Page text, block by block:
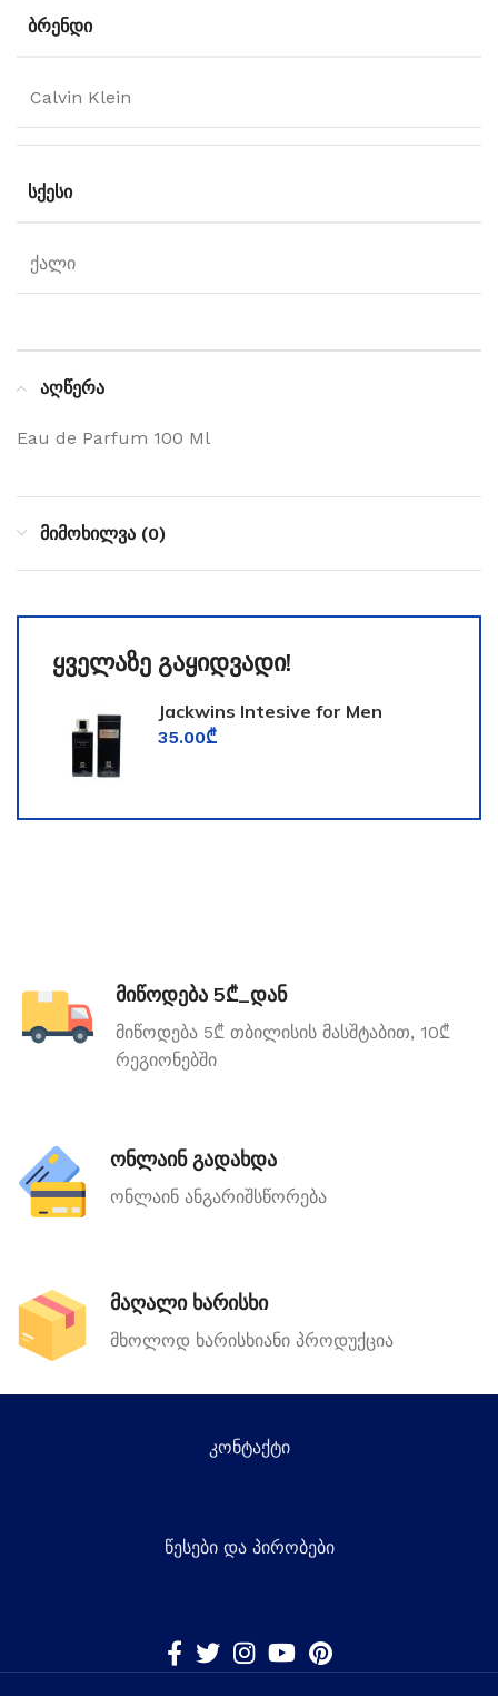
ᲑᲠᲔᲜᲓᲘ
Calvin Klein
ᲡᲥᲔᲡᲘ
ქალი
აღწერა
Eau de Parfum 100 Ml
მიმოხილვა (0)
ყველაზე გაყიდვადი!
Jackwins Intesive for Men
35.00₾
მიწოდება 5₾_დან
მიწოდება 5₾ თბილისის მასშტაბით, 10₾
რეგიონებში
ონლაინ გადახდა
ონლაინ ანგარიშსწორება
მაღალი ხარისხი
მხოლოდ ხარისხიანი პროდუქცია
კონტაქტი
წესები და პირობები